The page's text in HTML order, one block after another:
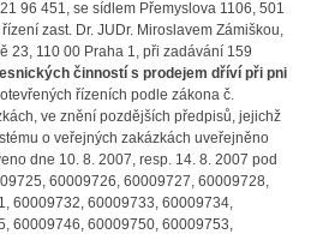
96 451, se sídlem Přemyslova 1106, 501
zast. Dr. JUDr. Miroslavem Zámiškou,
23, 110 00 Praha 1, při zadávání 159
činností s prodejem dříví při pni
řízeních podle zákona č.
ve znění pozdějších předpisů, jejichž
o veřejných zakázkách uveřejněno
dne 10. 8. 2007, resp. 14. 8. 2007 pod
60009726, 60009727, 60009728,
60009732, 60009733, 60009734,
60009746, 60009750, 60009753,